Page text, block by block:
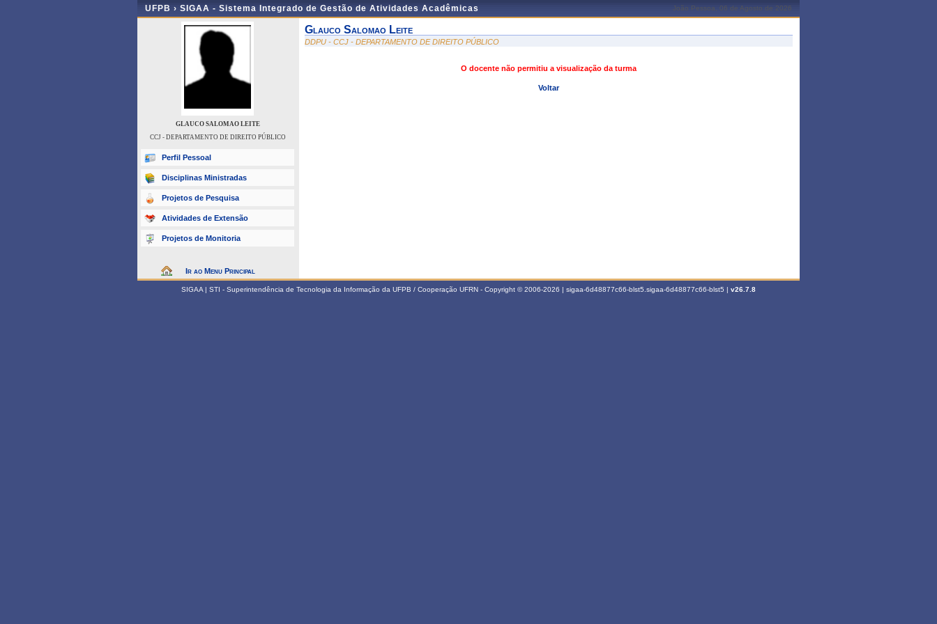
UFPB › SIGAA - Sistema Integrado de Gestão de Atividades Acadêmicas João Pessoa, 06 de Agosto de 2026
GLAUCO SALOMAO LEITE
CCJ - DEPARTAMENTO DE DIREITO PÚBLICO
Perfil Pessoal
Disciplinas Ministradas
Projetos de Pesquisa
Atividades de Extensão
Projetos de Monitoria
Ir ao Menu Principal
Glauco Salomao Leite
DDPU - CCJ - DEPARTAMENTO DE DIREITO PÚBLICO
O docente não permitiu a visualização da turma
Voltar
SIGAA | STI - Superintendência de Tecnologia da Informação da UFPB / Cooperação UFRN - Copyright © 2006-2026 | sigaa-6d48877c66-blst5.sigaa-6d48877c66-blst5 | v26.7.8